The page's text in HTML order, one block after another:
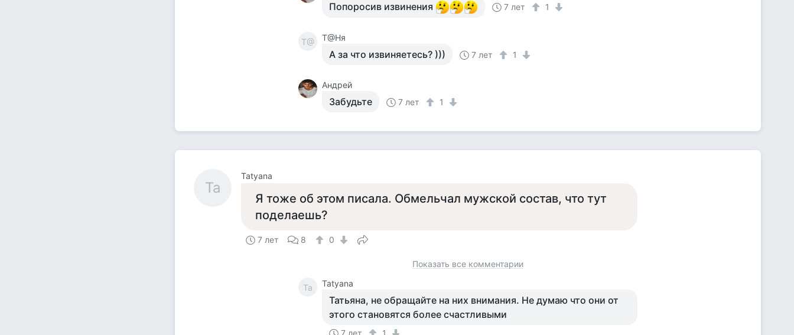
Попоросив извинения 7 лет 1
Т@ Т@Ня
А за что извиняетесь? ))) 7 лет 1
Андрей
Забудьте 7 лет 1
Ta
Tatyana
Я тоже об этом писала. Обмельчал мужской состав, что тут
поделаешь?
7 лет 8 0
Показать все комментарии
Ta Tatyana
Татьяна, не обращайте на них внимания. Не думаю что они от
этого становятся более счастливыми
7 лет 1